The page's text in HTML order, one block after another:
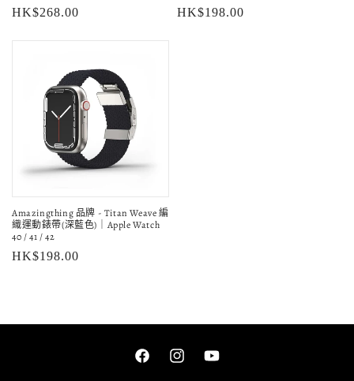
定
HK$268.00
定
HK$198.00
Amazingthing 品牌 - Titan Weave 編
織運動錶帶(深藍色)｜Apple Watch
40 / 41 / 42
定
HK$198.00
FacebookInstagramYouTube